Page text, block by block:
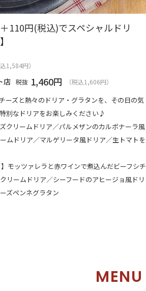
110円(税込)でスペシャルドリ
込1,584円）
店 税抜 1,460円 （税込1,606円）
ーズと熱々のドリア・グラタンを、その日の気
別なドリアをお楽しみください♪
クリームドリア／パルメザンのカルボナーラ風
ムドリア／マルゲリータ風ドリア／生トマトを
モッツァレラと赤ワインで煮込んだビーフシチ
リームドリア／シーフードのアヒージョ風ドリ
ズペンネグラタン
MENU